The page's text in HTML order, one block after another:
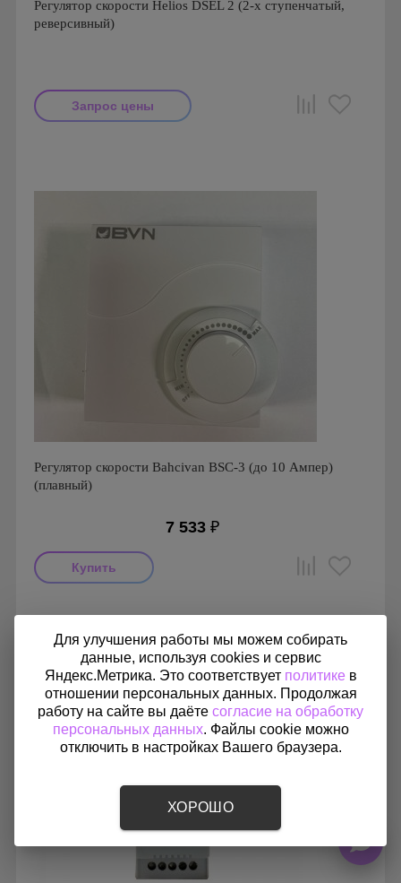
Регулятор скорости Helios DSEL 2 (2-х ступенчатый,
реверсивный)
Запрос цены
Регулятор скорости Bahcivan BSC-3 (до 10 Ампер)
(плавный)
7 533 ₽
Производитель: Bahcivan
Для улучшения работы мы можем собирать
данные, используя cookies и сервис
Яндекс.Метрика. Это соответствует политикев
отношении персональных данных. Продолжая
работу на сайте вы даёте согласие на обработку
персональных данных. Файлы cookie можно
отключить в настройках Вашего браузера.
ХОРОШО